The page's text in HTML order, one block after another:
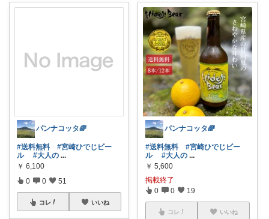
パンナコッタ🌈
#送料無料
#宮崎ひでじビー
ル
#大人の ...
￥ 6,100
0 0 51
コレ いいね
パンナコッタ🌈
#送料無料
#宮崎ひでじビー
ル
#大人の ...
￥ 5,600
掲載終了
0 0 19
コレ いいね